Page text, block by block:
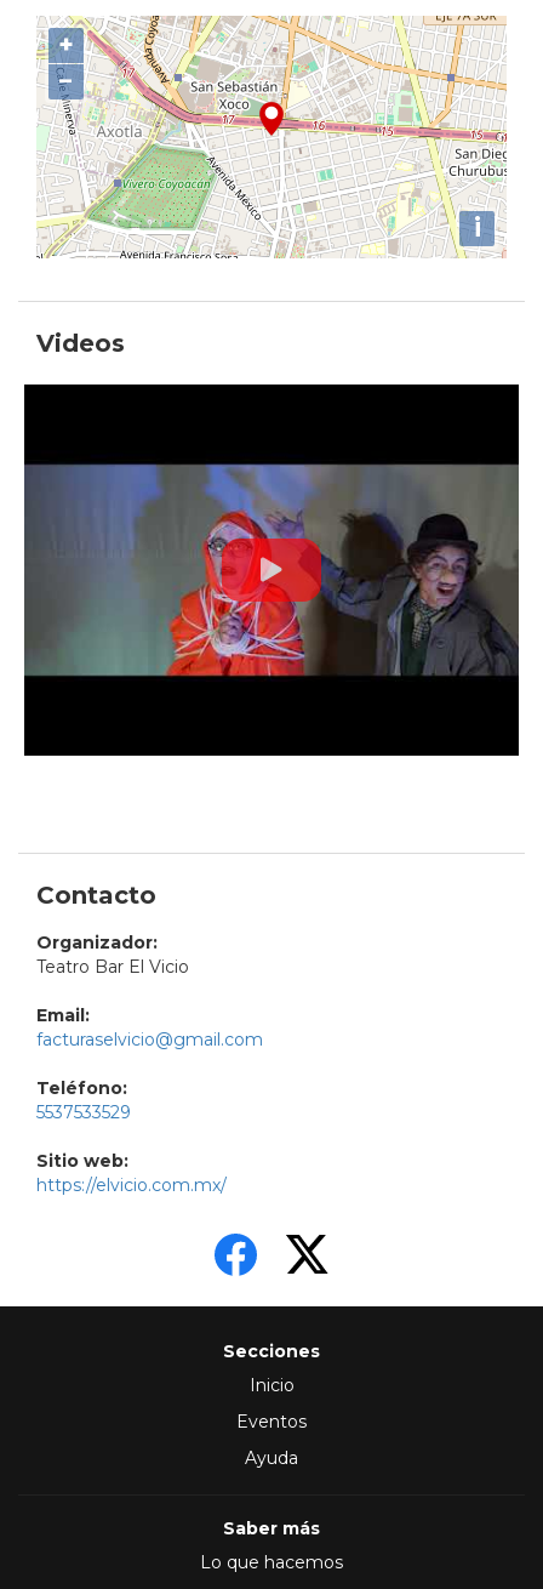
+
−
i
Videos
Contacto
Organizador:
Teatro Bar El Vicio
Email:
facturaselvicio@gmail.com
Teléfono:
5537533529
Sitio web:
https://elvicio.com.mx/
Secciones
Inicio
Eventos
Ayuda
Saber más
Lo que hacemos